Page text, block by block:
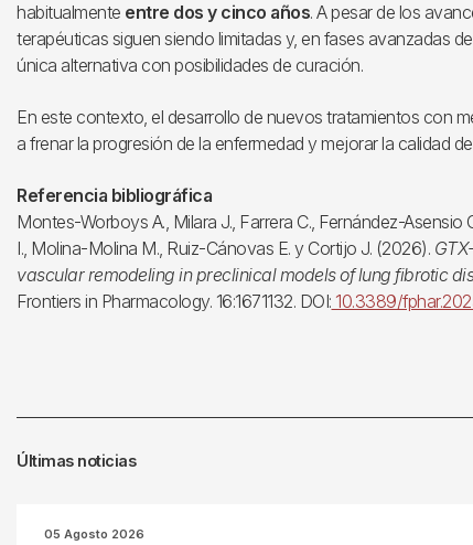
habitualmente entre dos y cinco años. A pesar de los
terapéuticas siguen siendo limitadas y, en fases avanzadas
única alternativa con posibilidades de curación.
En este contexto, el desarrollo de nuevos tratamientos con
a frenar la progresión de la enfermedad y mejorar la calidad
Referencia bibliográfica
Montes-Worboys A., Milara J., Farrera C., Fernández-
I., Molina-Molina M., Ruiz-Cánovas E. y Cortijo J. (2026).
vascular remodeling in preclinical models of lung fibrotic
Frontiers in Pharmacology. 16:1671132. DOI: 10.3389/
Últimas noticias
05 Agosto 2026